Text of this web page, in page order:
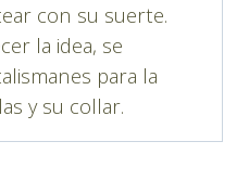
con su suerte.
la idea, se
para la
y su collar.